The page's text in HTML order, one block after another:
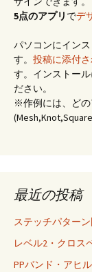
5点のアプリ でデ
パソコンにイン
す。 投稿に添付
す。インストー
ださい。
※作例には、ど
最近の投稿
ステッチパター
レベル2・クロス
PPバンド・アヒ